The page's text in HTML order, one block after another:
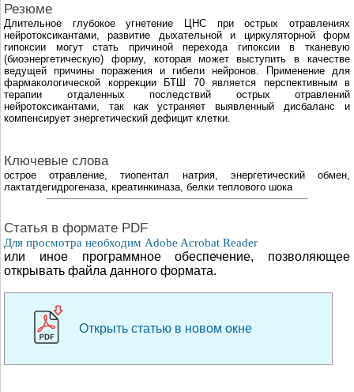
Резюме
Длительное глубокое угнетение ЦНС при острых отравлениях
нейротоксикантами, развитие дыхательной и циркуляторной форм
гипоксии могут стать причиной перехода гипоксии в тканевую
(биоэнергетическую) форму, которая может выступить в качестве
ведущей причины поражения и гибели нейронов. Применение для
фармакологической коррекции БТШ 70 является перспективным в
терапии отдаленных последствий острых отравлений
нейротоксикантами, так как устраняет выявленный дисбаланс и
компенсирует энергетический дефицит клетки.
Ключевые слова
острое отравление, тиопентал натрия, энергетический обмен,
лактатдегидрогеназа, креатинкиназа, белки теплового шока
Cтатья в формате PDF
Для просмотра необходим Adobe Acrobat Reader
или иное программное обеспечение, позволяющее
открывать файла данного формата.
Открыть статью в новом окне